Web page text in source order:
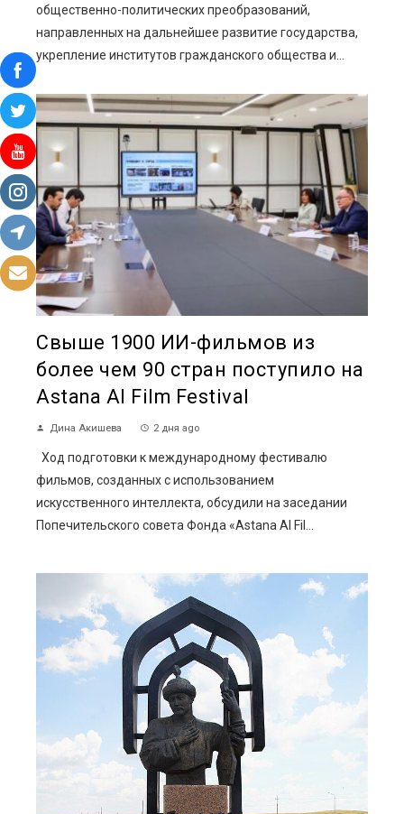
общественно-политических преобразований,
направленных на дальнейшее развитие государства,
укрепление институтов гражданского общества и...
Свыше 1900 ИИ-фильмов из
более чем 90 стран поступило на
Astana AI Film Festival
Дина Акишева 2 дня ago
Ход подготовки к международному фестивалю
фильмов, созданных с использованием
искусственного интеллекта, обсудили на заседании
Попечительского совета Фонда «Astana AI Fil...